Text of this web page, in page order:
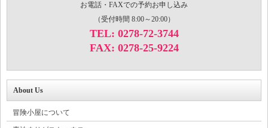
お電話・FAXでの予約お申し込み
（受付時間 8:00～20:00）
TEL: 0278-72-3744
FAX: 0278-25-9224
About Us
冒険小屋について